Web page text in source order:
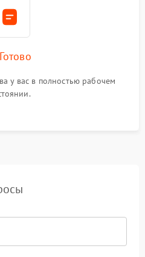
у вас в полностью рабочем